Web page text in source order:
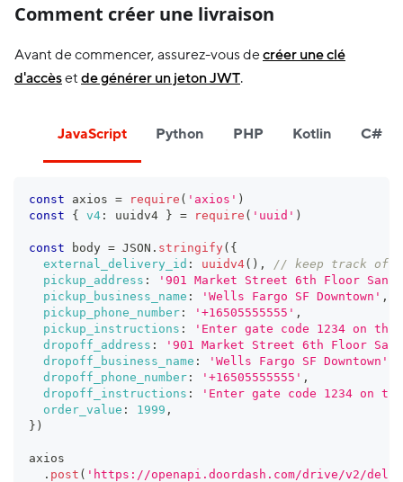
Comment créer une livraison
Avant de commencer, assurez-vous decréer une clé
d'accèset de générer un jeton JWT.
JavaScript Python PHP Kotlin C#
const axios = require ( 'axios' )
const
{ v4 : uuidv4 } = require ( 'uuid' )
const body = JSON . stringify( {
external_delivery_id : uuidv4( ) ,
// keep track of
pickup_address :
'901 Market Street 6th Floor San
pickup_business_name : 'Wells Fargo SF Downtown' ,
pickup_phone_number : '+16505555555' ,
pickup_instructions :
'Enter gate code 1234 on
dropoff_address :
'901 Market Street 6th Floor San
dropoff_business_name : 'Wells Fargo SF Downtown'
dropoff_phone_number : '+16505555555' ,
dropoff_instructions :
'Enter gate code 1234 on
order_value : 1999 ,
} )
axios
. post ( 'https://openapi.doordash.com/drive/v2/